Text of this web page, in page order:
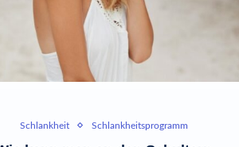
Schlankheit Schlankheitsprogramm